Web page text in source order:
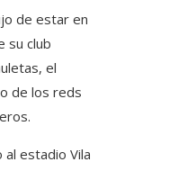
de estar en
su club
el
de los reds
al estadio Vila